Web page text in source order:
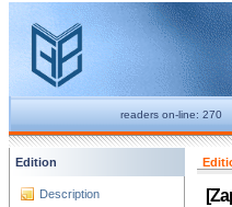
readers on-line: 270
Edition
Description